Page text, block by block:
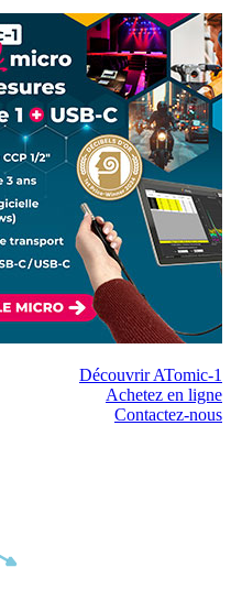
Découvrir ATomic-1
Achetez en ligne
Contactez-nous